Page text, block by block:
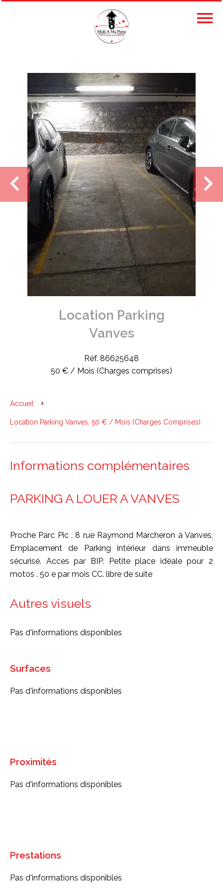
Location Parking
Vanves
Réf. 86625648
50 € / Mois (Charges comprises)
Accueil
Location Parking Vanves, 50 € / Mois (Charges Comprises)
Informations complémentaires
PARKING A LOUER A VANVES
Proche Parc Pic , 8 rue Raymond Marcheron à Vanves,
Emplacement de Parking intérieur dans immeuble
sécurisé. Acces par BIP. Petite place idéale pour 2
motos . 50 e par mois CC. libre de suite
Autres visuels
Pas d'informations disponibles
Surfaces
Pas d'informations disponibles
Proximités
Pas d'informations disponibles
Prestations
Pas d'informations disponibles